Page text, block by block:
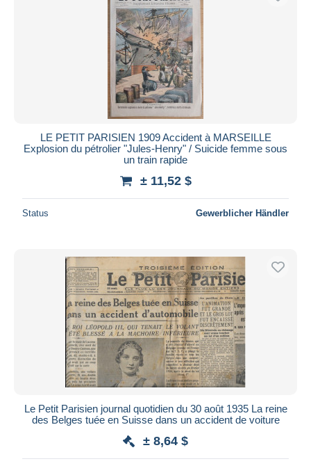
LE PETIT PARISIEN 1909 Accident à MARSEILLE
Explosion du pétrolier "Jules-Henry" / Suicide femme sous
un train rapide
± 11,52 $
Status Gewerblicher Händler
Le Petit Parisien journal quotidien du 30 août 1935 La reine
des Belges tuée en Suisse dans un accident de voiture
± 8,64 $